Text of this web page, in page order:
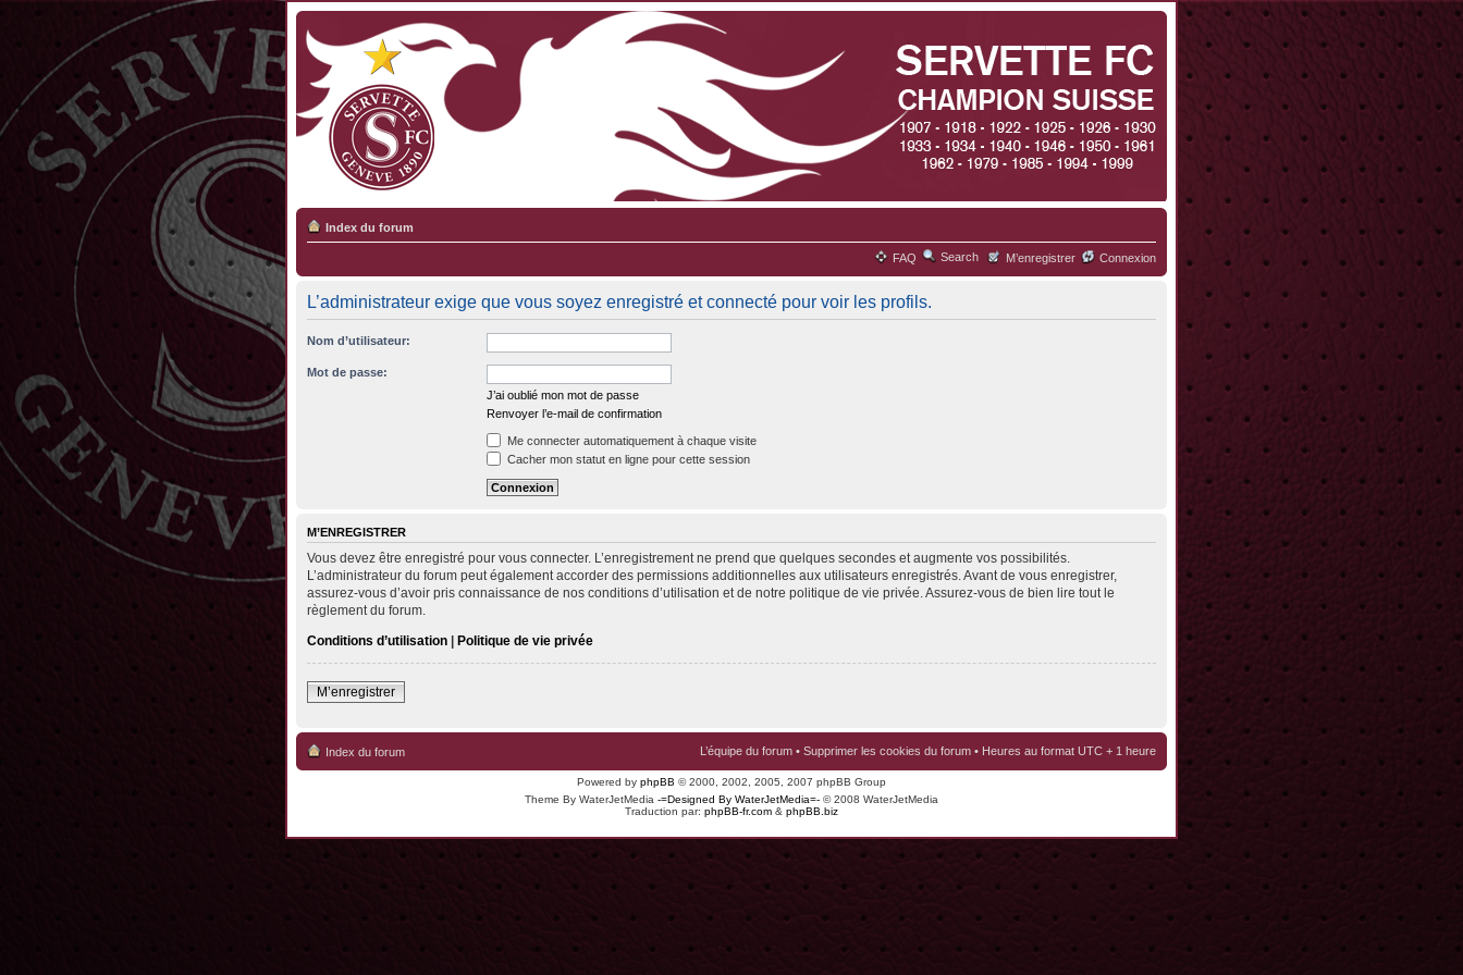
Index du forum
FAQ Search M’enregistrer Connexion
L’administrateur exige que vous soyez enregistré et connecté pour voir les profils.
Nom d’utilisateur:
Mot de passe:
J’ai oublié mon mot de passe
Renvoyer l’e-mail de confirmation
Me connecter automatiquement à chaque visite
Cacher mon statut en ligne pour cette session
M’ENREGISTRER
Vous devez être enregistré pour vous connecter. L’enregistrement ne prend que quelques secondes et augmente vos possibilités.
L’administrateur du forum peut également accorder des permissions additionnelles aux utilisateurs enregistrés. Avant de vous enregistrer,
assurez-vous d’avoir pris connaissance de nos conditions d’utilisation et de notre politique de vie privée. Assurez-vous de bien lire tout le
règlement du forum.
Conditions d’utilisation | Politique de vie privée
M’enregistrer
Index du forum L’équipe du forum • Supprimer les cookies du forum • Heures au format UTC + 1 heure
Powered by phpBB © 2000, 2002, 2005, 2007 phpBB Group
Theme By WaterJetMedia -=Designed By WaterJetMedia=- © 2008 WaterJetMedia
Traduction par: phpBB-fr.com & phpBB.biz